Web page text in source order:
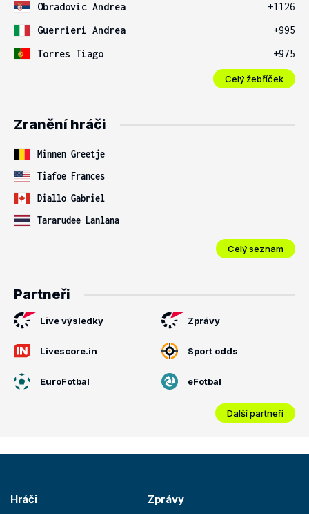
Obradovic Andrea
+1126
Guerrieri Andrea
+995
Torres Tiago
+975
Celý žebříček
Zranění hráči
Minnen Greetje
Tiafoe Frances
Diallo Gabriel
Tararudee Lanlana
Celý seznam
Partneři
Live výsledky Zprávy
Livescore.in Sport odds
EuroFotbal eFotbal
Další partneři
Hráči Zprávy